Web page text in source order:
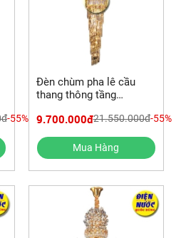
-55%
Đèn chùm pha lê cầu
thang thông tầng
9.700.000đ21.550.000đ-55%
Mua Hàng